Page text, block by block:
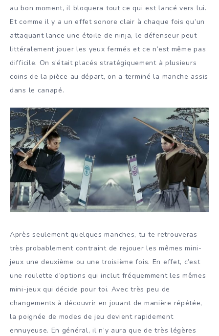
au bon moment, il bloquera tout ce qui est lancé vers lui.
Et comme il y a un effet sonore clair à chaque fois qu’un
attaquant lance une étoile de ninja, le défenseur peut
littéralement jouer les yeux fermés et ce n’est même pas
difficile. On s’était placés stratégiquement à plusieurs
coins de la pièce au départ, on a terminé la manche assis
dans le canapé.
Après seulement quelques manches, tu te retrouveras
très probablement contraint de rejouer les mêmes mini-
jeux une deuxième ou une troisième fois. En effet, c’est
une roulette d’options qui inclut fréquemment les mêmes
mini-jeux qui décide pour toi. Avec très peu de
changements à découvrir en jouant de manière répétée,
la poignée de modes de jeu devient rapidement
ennuyeuse. En général, il n’y aura que de très légères